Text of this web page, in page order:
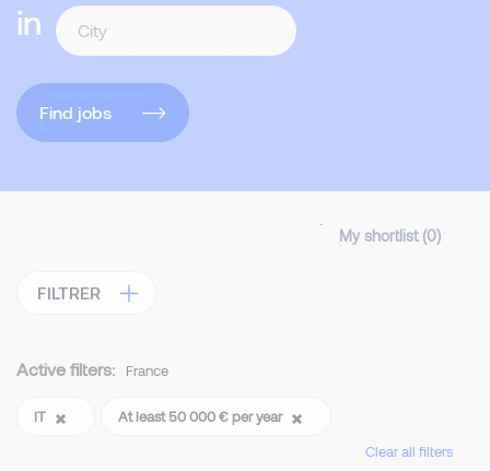
in
Find jobs
My shortlist (0)
FILTRER
Active filters: France
IT
At least 50 000 € per year
Clear all filters